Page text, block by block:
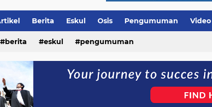
Berita Eskul Osis Pengumuman Video
berita eskul pengumuman